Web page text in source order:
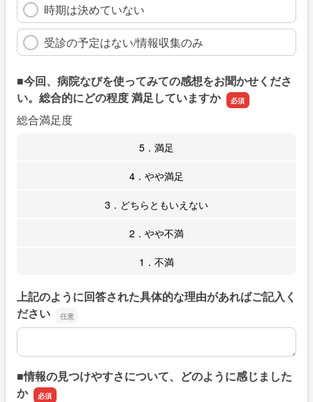
時期は決めていない
受診の予定はない/情報収集のみ
■今回、病院なびを使ってみての感想をお聞かせくださ
い。総合的にどの程度 満足していますか
総合満足度
5．満足
4．やや満足
3．どちらともいえない
2．やや不満
1．不満
上記のように回答された具体的な理由があればご記入く
ださい
上記のように回答された具体的な理由があればご記入くだ
■情報の見つけやすさについて、どのように感じました
か